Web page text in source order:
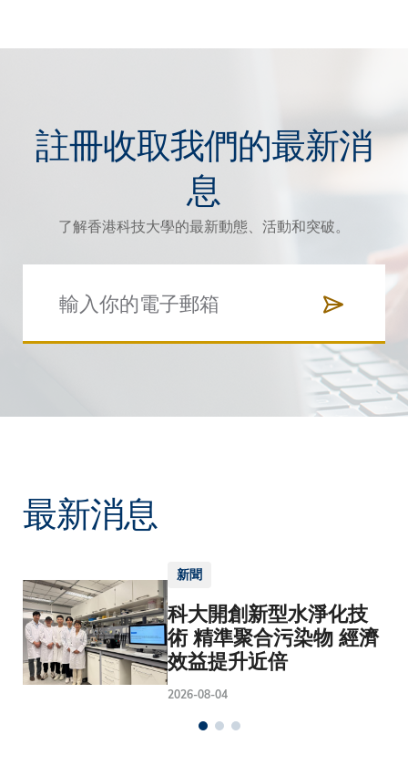
註冊收取我們的最新消
息
了解香港科技大學的最新動態、活動和突破。
最新消息
新聞
科大開創新型水淨化技
術 精準聚合污染物 經濟
效益提升近倍
2026-08-04